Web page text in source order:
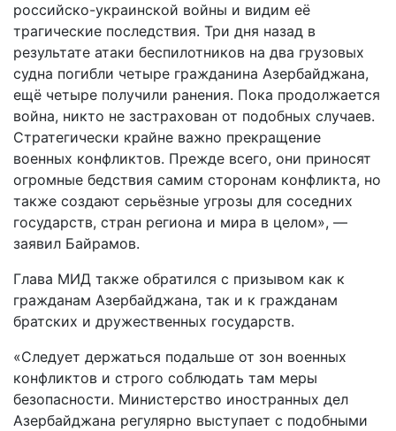
российско-украинской войны и видим её
трагические последствия. Три дня назад в
результате атаки беспилотников на два грузовых
судна погибли четыре гражданина Азербайджана,
ещё четыре получили ранения. Пока продолжается
война, никто не застрахован от подобных случаев.
Стратегически крайне важно прекращение
военных конфликтов. Прежде всего, они приносят
огромные бедствия самим сторонам конфликта, но
также создают серьёзные угрозы для соседних
государств, стран региона и мира в целом», —
заявил Байрамов.
Глава МИД также обратился с призывом как к
гражданам Азербайджана, так и к гражданам
братских и дружественных государств.
«Следует держаться подальше от зон военных
конфликтов и строго соблюдать там меры
безопасности. Министерство иностранных дел
Азербайджана регулярно выступает с подобными